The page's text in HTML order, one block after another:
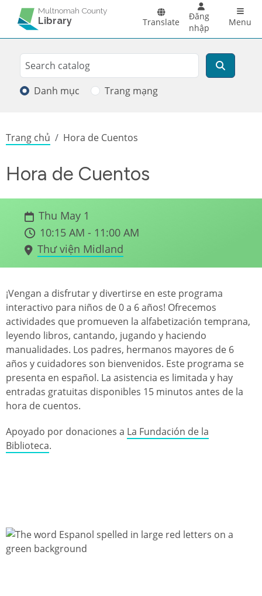
Skip to main content
Multnomah County
Library Translate
Đăng
nhập
Menu
Search
Tìm kiếm
Danh mục Trang mạng
Breadcrumb
Trang chủ Hora de Cuentos
Hora de Cuentos
Thu May 1
10:15 AM - 11:00 AM
Thư viện Midland
¡Vengan a disfrutar y divertirse en este programa
interactivo para niños de 0 a 6 años! Ofrecemos
actividades que promueven la alfabetización temprana,
leyendo libros, cantando, jugando y haciendo
manualidades. Los padres, hermanos mayores de 6
años y cuidadores son bienvenidos. Este programa se
presenta en español. La asistencia es limitada y hay
entradas gratuitas disponibles 15 minutos antes de la
hora de cuentos.
Apoyado por donaciones a La Fundación de la
Biblioteca.